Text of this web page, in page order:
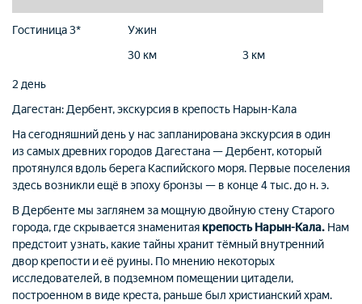
Гостиница 3*
Ужин
30 км
3 км
2 день
Дагестан: Дербент, экскурсия в крепость Нарын-Кала
На сегодняшний день у нас запланирована экскурсия в один
из самых древних городов Дагестана — Дербент, который
протянулся вдоль берега Каспийского моря. Первые поселения
здесь возникли ещё в эпоху бронзы — в конце 4 тыс. до н. э.
В Дербенте мы заглянем за мощную двойную стену Старого
города, где скрывается знаменитаякрепость Нарын-Кала. Нам
предстоит узнать, какие тайны хранит тёмный внутренний
двор крепости и её руины. По мнению некоторых
исследователей, в подземном помещении цитадели,
построенном в виде креста, раньше был христианский храм.